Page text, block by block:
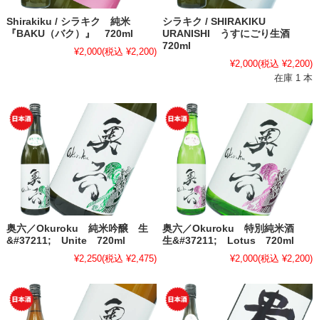
Shirakiku / シラキク 純米
『BAKU（バク）』 720ml
¥2,000(税込 ¥2,200)
シラキク / SHIRAKIKU
URANISHI うすにごり生酒
720ml
¥2,000(税込 ¥2,200)
在庫 1 本
奥六／Okuroku 純米吟醸 生
&#37211; Unite 720ml
¥2,250(税込 ¥2,475)
奥六／Okuroku 特別純米酒
生&#37211; Lotus 720ml
¥2,000(税込 ¥2,200)